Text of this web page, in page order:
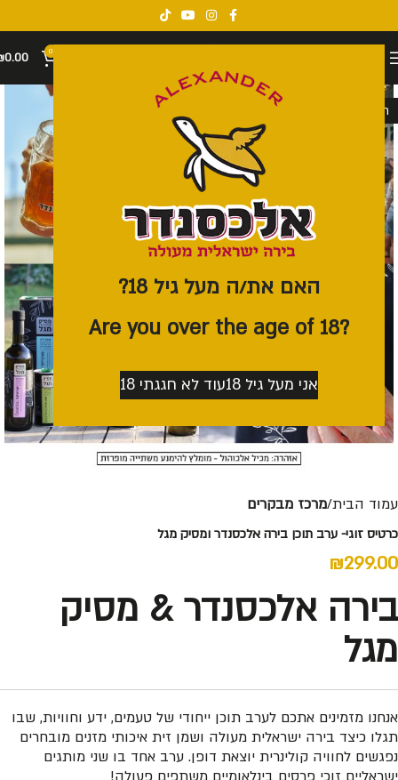
האם את/ה מעל גיל 18?
?Are you over the age of 18
אני מעל גיל 18 עוד לא חגגתי 18
0
0.00
חסר במלאי
עמוד הבית מרכז מבקרים
כרטיס זוגי- ערב תוכן בירה אלכסנדר ומסיק מגל
₪299.00
בירה אלכסנדר & מסיק
מגל
אנחנו מזמינים אתכם לערב תוכן ייחודי של טעמים, ידע וחוויות, שבו
תגלו כיצד בירה ישראלית מעולה ושמן זית איכותי מזנים מובחרים
נפגשים לחוויה קולינרית יוצאת דופן. ערב אחד בו שני מותגים